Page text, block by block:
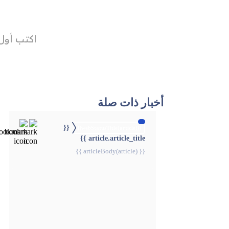
أخبار ذات صلة
{{
article.article_title }}
{{ articleBody(article) }}